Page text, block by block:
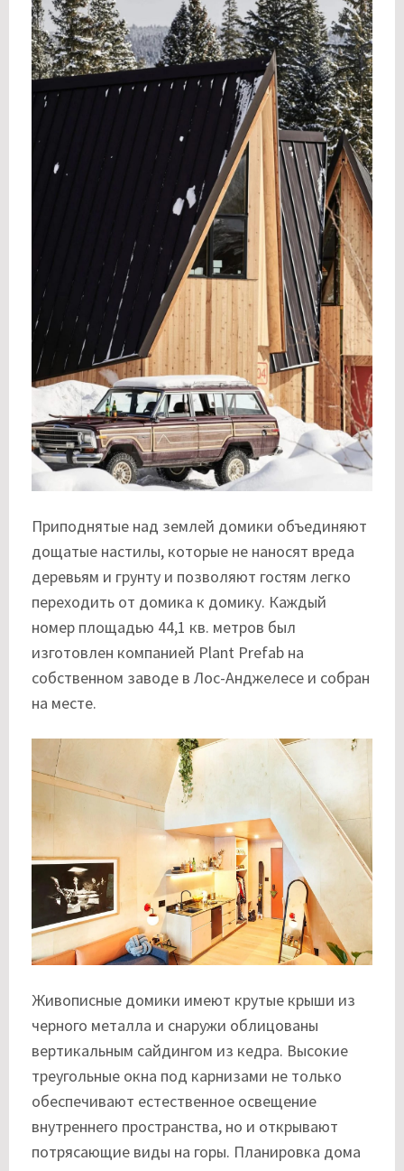
Приподнятые над землей домики объединяют
дощатые настилы, которые не наносят вреда
деревьям и грунту и позволяют гостям легко
переходить от домика к домику. Каждый
номер площадью 44,1 кв. метров был
изготовлен компанией Plant Prefab на
собственном заводе в Лос-Анджелесе и собран
на месте.
Живописные домики имеют крутые крыши из
черного металла и снаружи облицованы
вертикальным сайдингом из кедра. Высокие
треугольные окна под карнизами не только
обеспечивают естественное освещение
внутреннего пространства, но и открывают
потрясающие виды на горы. Планировка дома